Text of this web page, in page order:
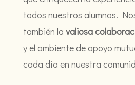
todos nuestros alumnos.
también la valiosa
y el ambiente de apoyo
cada día en nuestra